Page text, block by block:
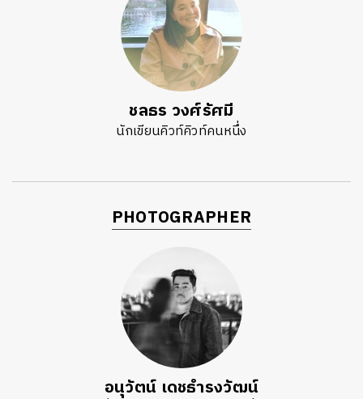
ชลธร วงศ์รัศมี
นักเขียนคิวท์คิวท์คนหนึ่ง
PHOTOGRAPHER
อนุวัตน์ เดชธำรงวัฒน์